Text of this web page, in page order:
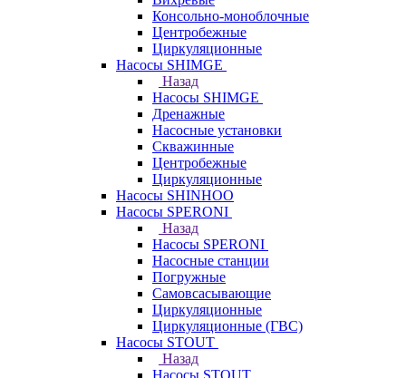
Консольно-моноблочные
Центробежные
Циркуляционные
Насосы SHIMGE
Назад
Насосы SHIMGE
Дренажные
Насосные установки
Скважинные
Центробежные
Циркуляционные
Насосы SHINHOO
Насосы SPERONI
Назад
Насосы SPERONI
Насосные станции
Погружные
Самовсасывающие
Циркуляционные
Циркуляционные (ГВС)
Насосы STOUT
Назад
Насосы STOUT